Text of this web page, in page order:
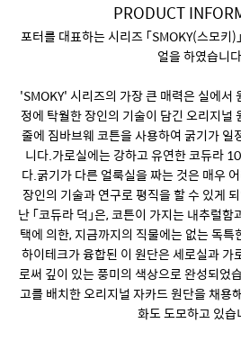
PRODUCT
포터를 대표하는 시리즈 「SMOKY(스모키
얼을 하였습니
'SMOKY' 시리즈의 가장 큰 매력은 실에서
정에 탁월한 장인의 기술이 담긴 오리지
줄에 짐바브웨 코튼을 사용하여 굵기가 일
니다.가로실에는 강하고 유연한 코듀라
다.굵기가 다른 얼룩실을 짜는 것은 매우
장인의 기술과 연구로 평직을 할 수 있게
난 「코듀라 덕」은, 코튼이 가지는 내추럴
택에 의한, 지금까지의 직물에는 없는 독
하이테크가 융합된 이 원단은 세로실과 가
로써 깊이 있는 풍미의 색상으로 완성되었
고를 배치한 오리지널 자카드 원단을 채용
화도 도모하고 있습